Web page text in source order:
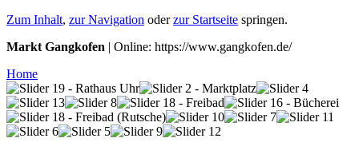
Zum Inhalt, zur Navigation oderzur Startseite springen.
Markt Gangkofen | Online: https://www.gangkofen.de/
Home